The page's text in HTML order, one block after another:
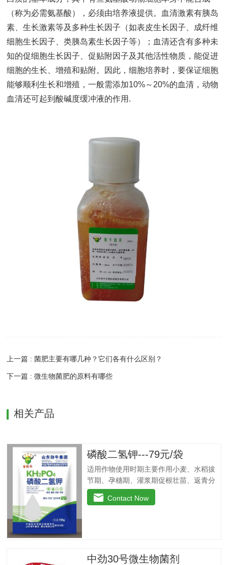
（称为必需氨基酸），必须由培养液提供。血清激素有胰岛
素、生长激素等及多种生长因子（如表皮生长因子、成纤维
细胞生长因子、类胰岛素生长因子等）；血清还含有多种未
知的促细胞生长因子、促贴附因子及其他活性物质，能促进
细胞的生长、增殖和贴附。因此，细胞培养时，要保证细胞
能够顺利生长和增殖，一般需添加10%～20%的血清，动物
血清还可起到酸碱度缓冲液的作用.
上一篇 : 菌肥主要有哪几种？它们各有什么区别？
下一篇 : 微生物菌肥的原料有哪些
相关产品
磷酸二氢钾---79元/袋
适用作物使用时期主要作用小麦、水稻拔
节期、孕穗期、灌浆期促根壮苗、返青分
穗快、改善黄叶、干尖、丛矮现象、抗倒
伏，提高干粒重。瓜果、蔬菜移载后团棵
多，抗重茬，防水渍。果树类(苹果、葡
Contact Now
中劲30号微生物菌剂